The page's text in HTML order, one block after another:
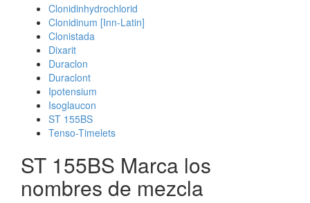
Clonidinhydrochlorid
Clonidinum [Inn-Latin]
Clonistada
Dixarit
Duraclon
Duraclont
Ipotensium
Isoglaucon
ST 155BS
Tenso-Timelets
ST 155BS Marca los
nombres de mezcla